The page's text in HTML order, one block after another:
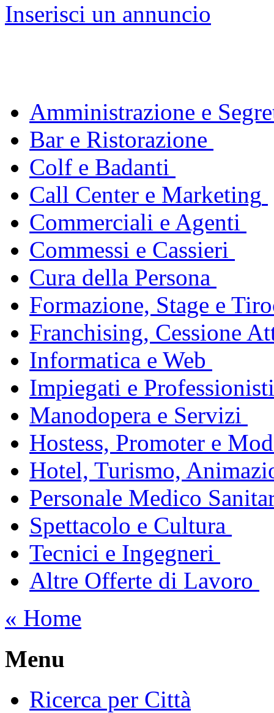
Inserisci un annuncio
Amministrazione e
Bar e Ristorazione
Colf e Badanti
Call Center e Marketing
Commerciali e Agenti
Commessi e Cassieri
Cura della Persona
Formazione, Stage e
Franchising, Cessione
Informatica e Web
Impiegati e Professionisti
Manodopera e Servizi
Hostess, Promoter e
Hotel, Turismo,
Personale Medico
Spettacolo e Cultura
Tecnici e Ingegneri
Altre Offerte di Lavoro
« Home
Menu
Ricerca per Città